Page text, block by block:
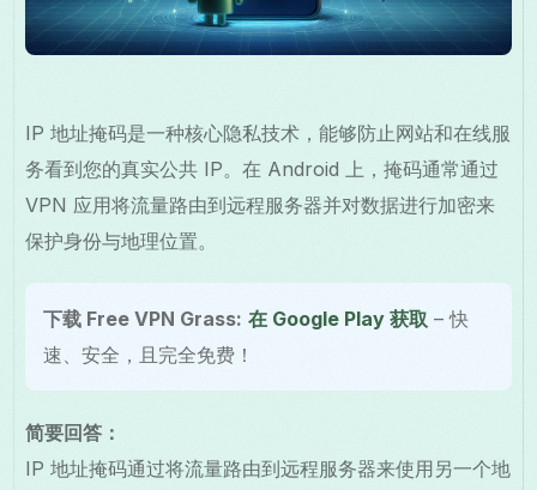
中文 (中国)
IP 地址掩码是一种核心隐私技术，能够防止网站和在线服
务看到您的真实公共 IP。在 Android 上，掩码通常通过
VPN 应用将流量路由到远程服务器并对数据进行加密来
保护身份与地理位置。
下载 Free VPN Grass: 在 Google Play 获取 – 快
速、安全，且完全免费！
简要回答：
IP 地址掩码通过将流量路由到远程服务器来使用另一个地